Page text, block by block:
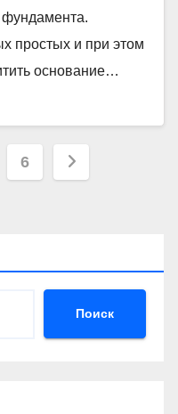
фундамента.
простых и при этом
основание…
6
Поиск